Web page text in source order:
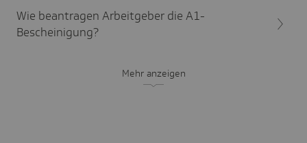
Wie beantragen Arbeitgeber die A1-
Bescheinigung?
Mehr anzeigen